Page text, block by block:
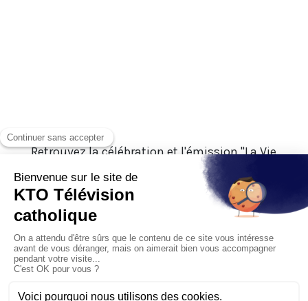
Retrouvez la célébration et l'émission "La Vie
des Diocèses" avec Mgr Pontier, archevêque
de Marseille !
Commander le DVD